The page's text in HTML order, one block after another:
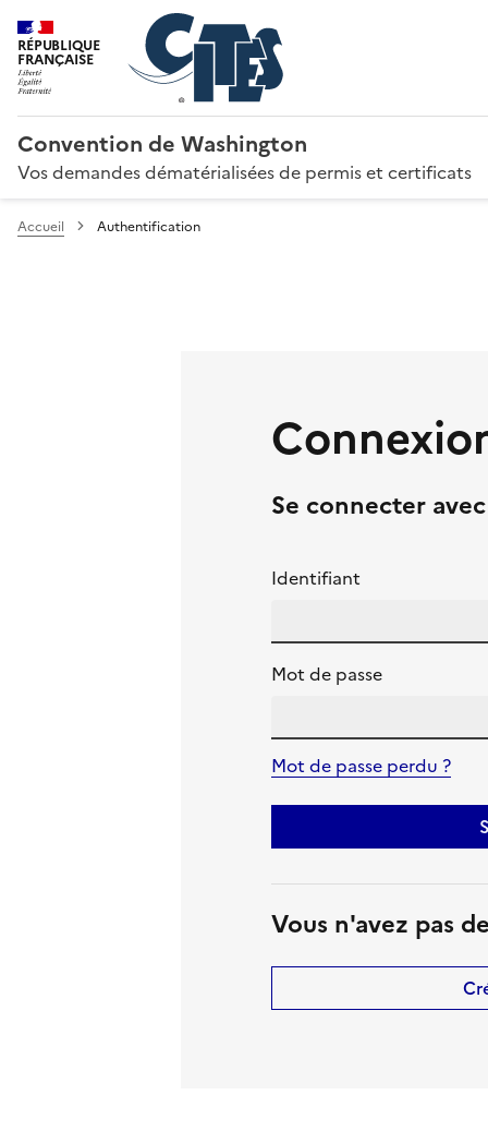
RÉPUBLIQUE
FRANÇAISE
Convention de Washington
Vos demandes dématérialisées de permis et certificats
Accueil Authentification
Se connecter
Identifiant
Mot de passe
Mot de passe perdu ?
Vous n'avez pas